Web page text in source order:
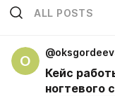
ALL POSTS
O
Кейс
ногтевого